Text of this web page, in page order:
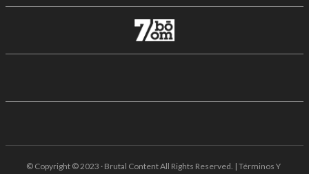
© Copyright © 2023 · Brutal Content All Rights Reserved. | Términos Y